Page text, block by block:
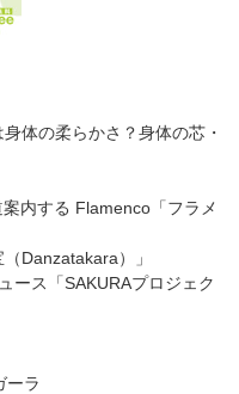
体の柔らかさ？身体の芯・
内する Flamenco「フラメ
Danzatakara）」
ース「SAKURAプロジェク
ーラ